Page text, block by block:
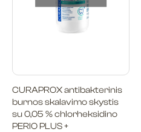
CURAPROX antibakterinis
burnos skalavimo skystis
su 0,05 % chlorheksidino
PERIO PLUS +